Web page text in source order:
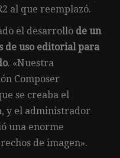
al que reemplazó.
el desarrollo de un
de uso editorial para
. «Nuestra
Composer
se creaba el
y el administrador
una enorme
de imagen».